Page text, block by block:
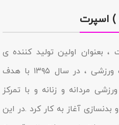
بعنوان اولین تولید کننده ی
تخصصی و حرفه ای پوشاک ورزشی ، در سال ۱۳۹۵ با هدف
مردانه و زنانه و با تمرکز
آغاز به کار کرد .در این